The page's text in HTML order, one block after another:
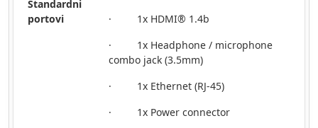
Standardni
portovi
· 1x HDMI® 1.4b
· 1x Headphone / microphone
combo jack (3.5mm)
· 1x Ethernet (RJ-45)
· 1x Power connector